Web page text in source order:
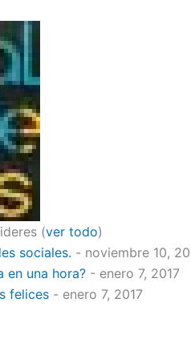
(ver todo)
sociales. - noviembre 10,
en una hora? - enero 7, 2017
felices - enero 7, 2017